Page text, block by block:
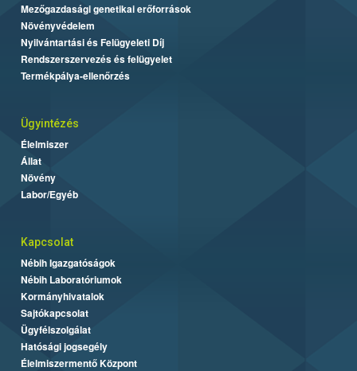
Mezőgazdasági genetikai erőforrások
Növényvédelem
Nyilvántartási és Felügyeleti Díj
Rendszerszervezés és felügyelet
Termékpálya-ellenőrzés
Ügyintézés
Élelmiszer
Állat
Növény
Labor/Egyéb
Kapcsolat
Nébih Igazgatóságok
Nébih Laboratóriumok
Kormányhivatalok
Sajtókapcsolat
Ügyfélszolgálat
Hatósági jogsegély
Élelmiszermentő Központ